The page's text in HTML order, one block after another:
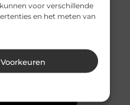
voor verschillende
en het meten van